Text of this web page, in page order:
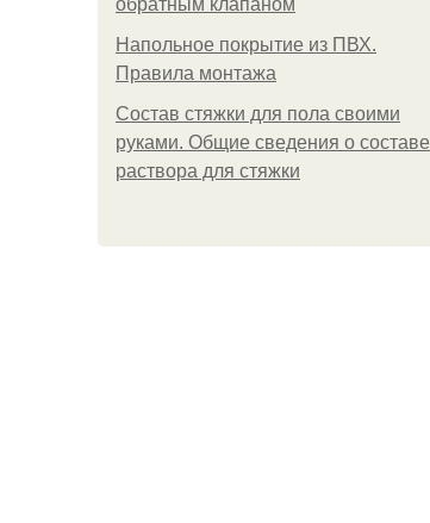
обратным клапаном
Напольное покрытие из ПВХ.
Правила монтажа
Состав стяжки для пола своими
руками. Общие сведения о составе
раствора для стяжки